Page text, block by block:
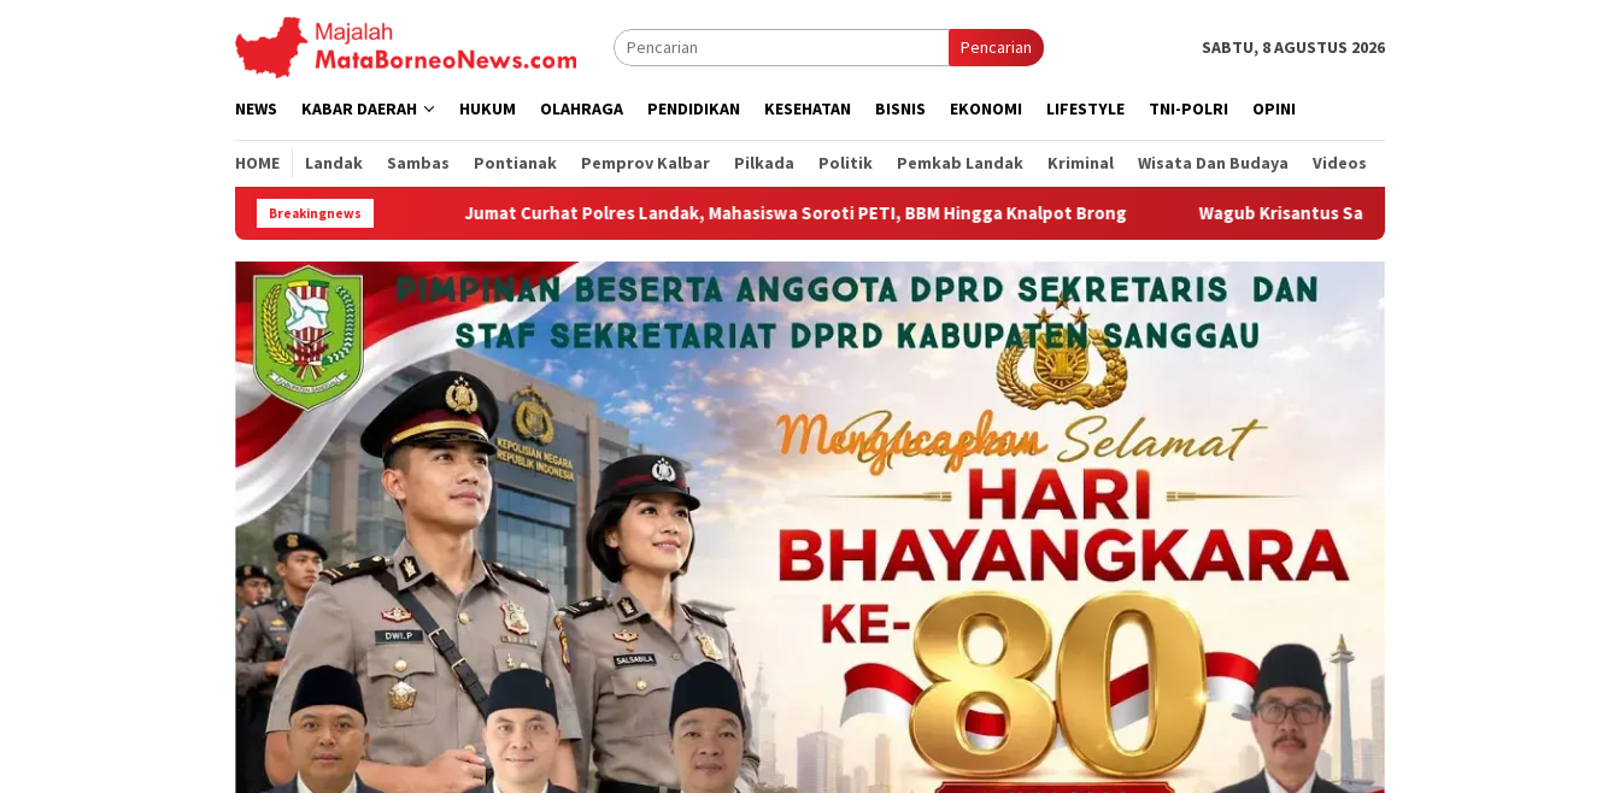
Pencarian SABTU, 8 AGUSTUS 2026
NEWS KABAR DAERAH HUKUM OLAHRAGA PENDIDIKAN KESEHATAN BISNIS EKONOMI LIFESTYLE TNI-POLRI OPINI
HOME Landak Sambas Pontianak Pemprov Kalbar Pilkada Politik Pemkab Landak Kriminal Wisata Dan Budaya Videos
Breakingnews
Jumat Curhat Polres Landak, Mahasiswa Soroti PETI, BBM Hingga Knalpot Brong Wagub Krisantus Sambut Kembali Berjalannya Ekspor Alumina, Dorong